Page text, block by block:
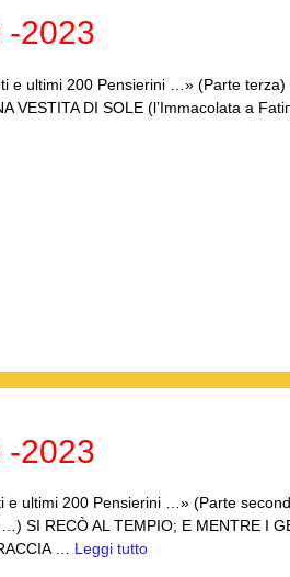
-2023
ultimi 200 Pensierini …» (Parte terza)
VESTITA DI SOLE (l’Immacolata a
-2023
ultimi 200 Pensierini …» (Parte
SI RECÒ AL TEMPIO; E MENTRE I
… Leggi tutto